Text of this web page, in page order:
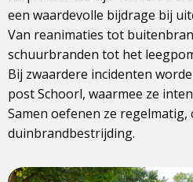
een waardevolle bijdrage bij
Van reanimaties tot
schuurbranden tot het
Bij zwaardere incidenten
post Schoorl, waarmee ze
Samen oefenen ze regelmatig,
duinbrandbestrijding.